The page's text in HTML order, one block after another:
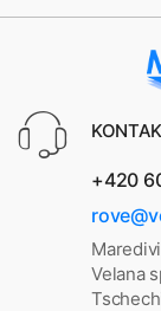
+420
Velana